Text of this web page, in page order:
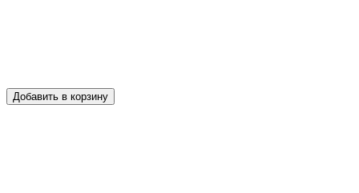
Добавить в корзину